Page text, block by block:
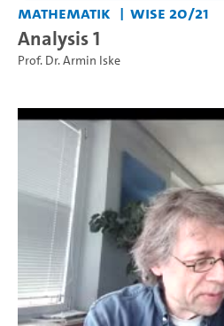
Mathematik WiSe 20/21
Analysis 1
Prof. Dr. Armin Iske